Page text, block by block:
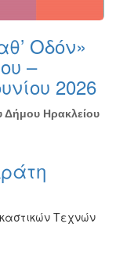
Οδόν»
–
2026
Δήμου Ηρακλείου
Τεχνών